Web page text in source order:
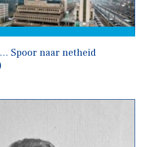
Spoor naar netheid